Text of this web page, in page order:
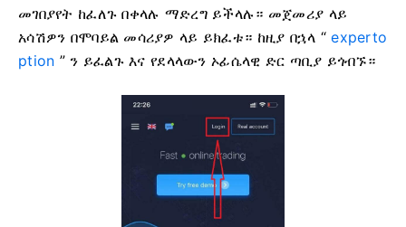
መገበያየት ከፈለጉ በቀላሉ ማድረግ ይችላሉ። መጀመሪያ ላይ
አሳሽዎን በሞባይል መሳሪያዎ ላይ ይክፈቱ። ከዚያ በኋላ “experto
ption ” ን ይፈልጉ እና የደላላውን ኦፊሴላዊ ድር ጣቢያ ይጎብኙ።